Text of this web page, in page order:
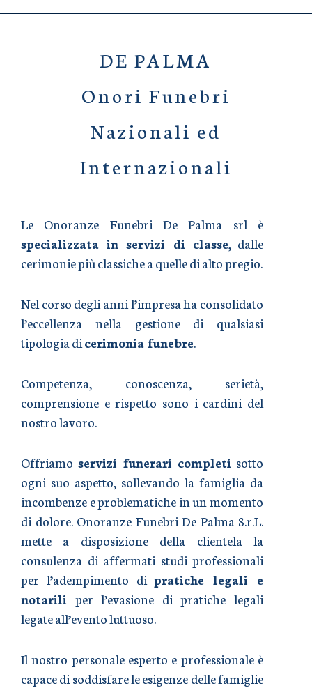
DE PALMA
Onori Funebri
Nazionali ed
Internazionali
Le Onoranze Funebri De Palma srl è
specializzata in servizi di classe, dalle
cerimonie più classiche a quelle di alto pregio.
Nel corso degli anni l’impresa ha consolidato
l’eccellenza nella gestione di qualsiasi
tipologia dicerimonia funebre.
Competenza, conoscenza, serietà,
comprensione e rispetto sono i cardini del
nostro lavoro.
Offriamo servizi funerari completi sotto
ogni suo aspetto, sollevando la famiglia da
incombenze e problematiche in un momento
di dolore. Onoranze Funebri De Palma S.r.L.
mette a disposizione della clientela la
consulenza di affermati studi professionali
per l’adempimento dipratiche legali e
notarili per l’evasione di pratiche legali
legate all’evento luttuoso.
Il nostro personale esperto e professionale è
capace di soddisfare le esigenze delle famiglie